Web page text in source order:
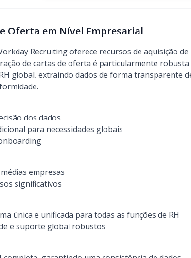
Oferta em Nível Empresarial
Recruiting oferece recursos de aquisição de
de cartas de oferta é particularmente robusta
global, extraindo dados de forma transparente
dos dados
para necessidades globais
empresas
significativos
única e unificada para todas as funções de RH
e suporte global robustos